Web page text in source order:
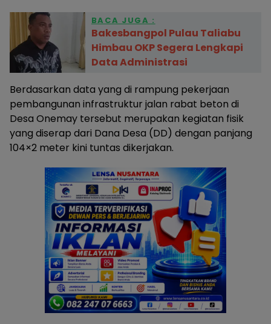
BACA JUGA :
Bakesbangpol Pulau Taliabu
Himbau OKP Segera Lengkapi
Data Administrasi
Berdasarkan data yang di rampung pekerjaan
pembangunan infrastruktur jalan rabat beton di
Desa Onemay tersebut merupakan kegiatan fisik
yang diserap dari Dana Desa (DD) dengan panjang
104×2 meter kini tuntas dikerjakan.